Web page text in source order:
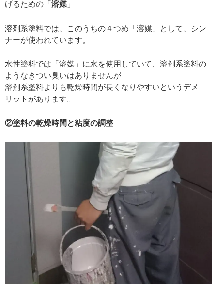
げるための「 溶媒 」
溶剤系塗料では、このうちの４つめ「溶媒」として、シン
ナーが使われています。
水性塗料では「溶媒」に水を使用していて、溶剤系塗料の
ようなきつい臭いはありませんが
溶剤系塗料よりも乾燥時間が長くなりやすいというデメ
リットがあります。
②塗料の乾燥時間と粘度の調整